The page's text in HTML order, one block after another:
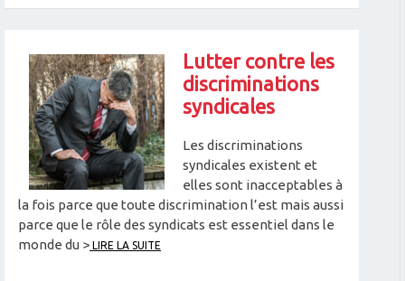
Lutter contre les
discriminations
syndicales
Les discriminations
syndicales existent et
elles sont inacceptables à
la fois parce que toute discrimination l’est mais aussi
parce que le rôle des syndicats est essentiel dans le
monde du > LIRE LA SUITE